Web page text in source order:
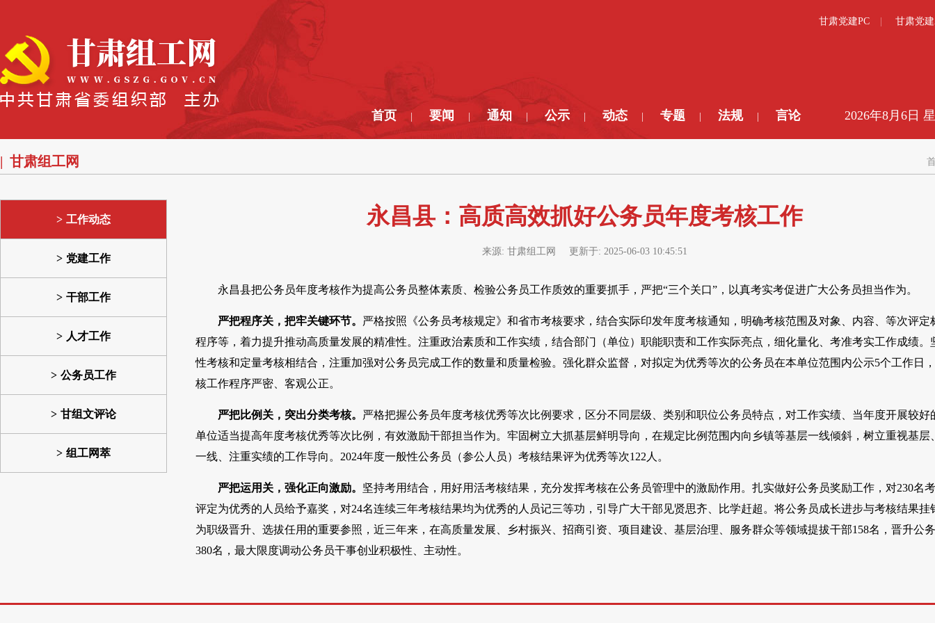
甘肃党建PC 甘肃党
首页 要闻 通知 公示 动态 专题 法规 言论 2026年8月6日
甘肃组工网
工作动态
党建工作
干部工作
人才工作
公务员工作
甘组文评论
组工网萃
永昌县：高质高效抓好公务员年度考核工作
来源: 甘肃组工网 更新于: 2025-06-03 10:45:51
永昌县把公务员年度考核作为提高公务员整体素质、检验公务员工作质效的重要抓手，严把“三个关口”，以真考实考促进广大公务员担当作为。
严把程序关，把牢关键环节。 严格按照《公务员考核规定》和省市考核要求，结合实际印发年度考核通知，明确考核范围及对象、内容、等次评定
程序等，着力提升推动高质量发展的精准性。注重政治素质和工作实绩，结合部门（单位）职能职责和工作实际亮点，细化量化、考准考实工作成绩。
性考核和定量考核相结合，注重加强对公务员完成工作的数量和质量检验。强化群众监督，对拟定为优秀等次的公务员在本单位范围内公示5个工作日
核工作程序严密、客观公正。
严把比例关，突出分类考核。 严格把握公务员年度考核优秀等次比例要求，区分不同层级、类别和职位公务员特点，对工作实绩、当年度开展较好
单位适当提高年度考核优秀等次比例，有效激励干部担当作为。牢固树立大抓基层鲜明导向，在规定比例范围内向乡镇等基层一线倾斜，树立重视基层
一线、注重实绩的工作导向。2024年度一般性公务员（参公人员）考核结果评为优秀等次122人。
严把运用关，强化正向激励。 坚持考用结合，用好用活考核结果，充分发挥考核在公务员管理中的激励作用。扎实做好公务员奖励工作，对230名
评定为优秀的人员给予嘉奖，对24名连续三年考核结果均为优秀的人员记三等功，引导广大干部见贤思齐、比学赶超。将公务员成长进步与考核结果挂
为职级晋升、选拔任用的重要参照，近三年来，在高质量发展、乡村振兴、招商引资、项目建设、基层治理、服务群众等领域提拔干部158名，晋升公
380名，最大限度调动公务员干事创业积极性、主动性。